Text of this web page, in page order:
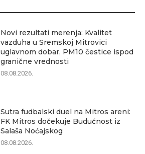
Novi rezultati merenja: Kvalitet
vazduha u Sremskoj Mitrovici
uglavnom dobar, PM10 čestice ispod
granične vrednosti
08.08.2026.
Sutra fudbalski duel na Mitros areni:
FK Mitros dočekuje Budućnost iz
Salaša Noćajskog
08.08.2026.